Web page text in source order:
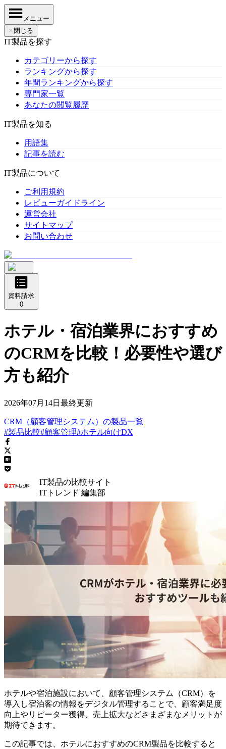
メニュー
✕ 閉じる
IT製品を探す
カテゴリーから探す
ランキングから探す
年間ランキングから探す
専門家一覧
あなたの閲覧履歴
IT製品を知る
用語集
記事を読む
IT製品について
ご利用規約
レビューガイドライン
運営会社
サイトマップ
お問い合わせ
資料請求
0
ホテル・宿泊業界におすすめ
のCRMを比較！必要性や選び
方も紹介
2026年07月14日 最終更新
CRM（顧客管理システム） の製品一覧
#製品比較#顧客管理#ホテル向けDX
IT製品の比較サイト
ITトレンド 編集部
ホテルや宿泊施設において、顧客管理システム（CRM）を
導入し宿泊客の情報をデジタル管理することで、顧客満足度
向上やリピーター獲得、売上拡大などさまざまなメリットが
期待できます。
この記事では、ホテルにおすすめのCRM製品を比較すると